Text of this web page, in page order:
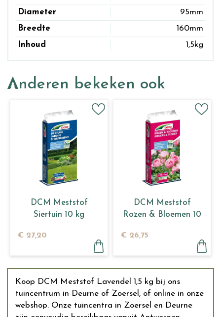
Diameter
95mm
Breedte
160mm
Inhoud
1,5kg
Anderen bekeken ook
DCM Meststof
Siertuin 10 kg
€ 27,20
DCM Meststof
Rozen & Bloemen 10
€ 26,75
Koop DCM Meststof Lavendel 1,5 kg bij ons
tuincentrum in Deurne of Zoersel, of online in onze
webshop. Onze tuincentra in Zoersel en Deurne